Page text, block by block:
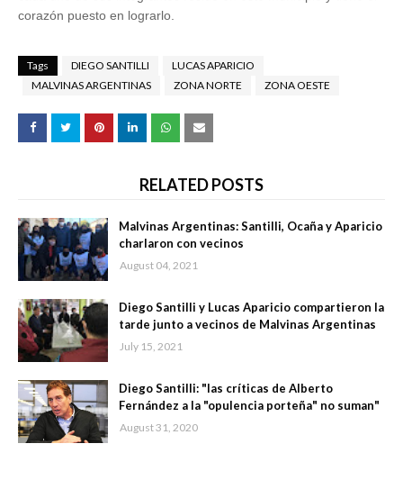
corazón puesto en lograrlo.
Tags DIEGO SANTILLI
LUCAS APARICIO
MALVINAS ARGENTINAS
ZONA NORTE ZONA OESTE
RELATED POSTS
Malvinas Argentinas: Santilli, Ocaña y Aparicio
charlaron con vecinos
August 04, 2021
Diego Santilli y Lucas Aparicio compartieron la
tarde junto a vecinos de Malvinas Argentinas
July 15, 2021
Diego Santilli: "las críticas de Alberto
Fernández a la "opulencia porteña" no suman"
August 31, 2020